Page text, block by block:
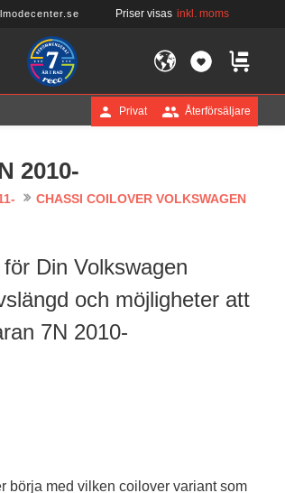
Priser visas inkl. moms
Privat Återförsäljare
FAVORITER
2010-
CHASSI COILOVER VOLKSWAGEN
Din Volkswagen
och möjligheter att
7N 2010-
börja med vilken coilover variant som